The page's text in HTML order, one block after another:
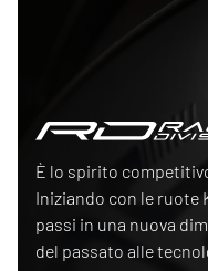
È lo spirito
Iniziando con le ruote
passi in una nuova
del passato alle